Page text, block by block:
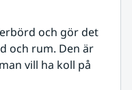
och gör det
och rum. Den är
vill ha koll på